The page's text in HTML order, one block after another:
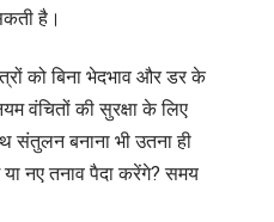
है।
को बिना भेदभाव और डर के
वंचितों की सुरक्षा के लिए
संतुलन बनाना भी उतना ही
या नए तनाव पैदा करेंगे? समय